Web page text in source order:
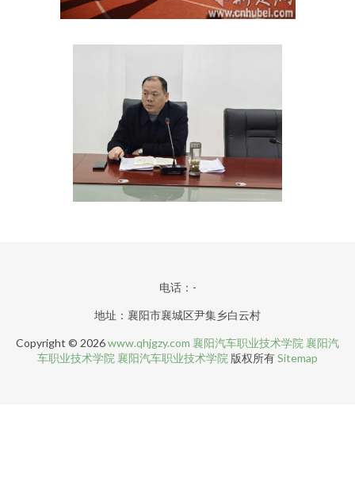
电话：-
地址：襄阳市襄城区尹集乡白云村
Copyright © 2026www.qhjgzy.com 襄阳汽车职业技术学院 襄阳汽
车职业技术学院 襄阳汽车职业技术学院 版权所有Sitemap